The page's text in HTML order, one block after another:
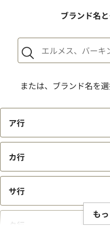
1点からでも査定できます
ブランド名
または、ブランド名を
ア行
カ行
サ行
タ行
も